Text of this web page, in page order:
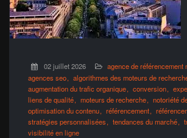
02 juillet 2026
agence de référencement
agences seo
algorithmes des moteurs de
augmentation du trafic organique
conversion
liens de qualité
moteurs de recherche
notoriété
optimisation du contenu
référencement
stratégies personnalisées
tendances du marché
visibilité en ligne